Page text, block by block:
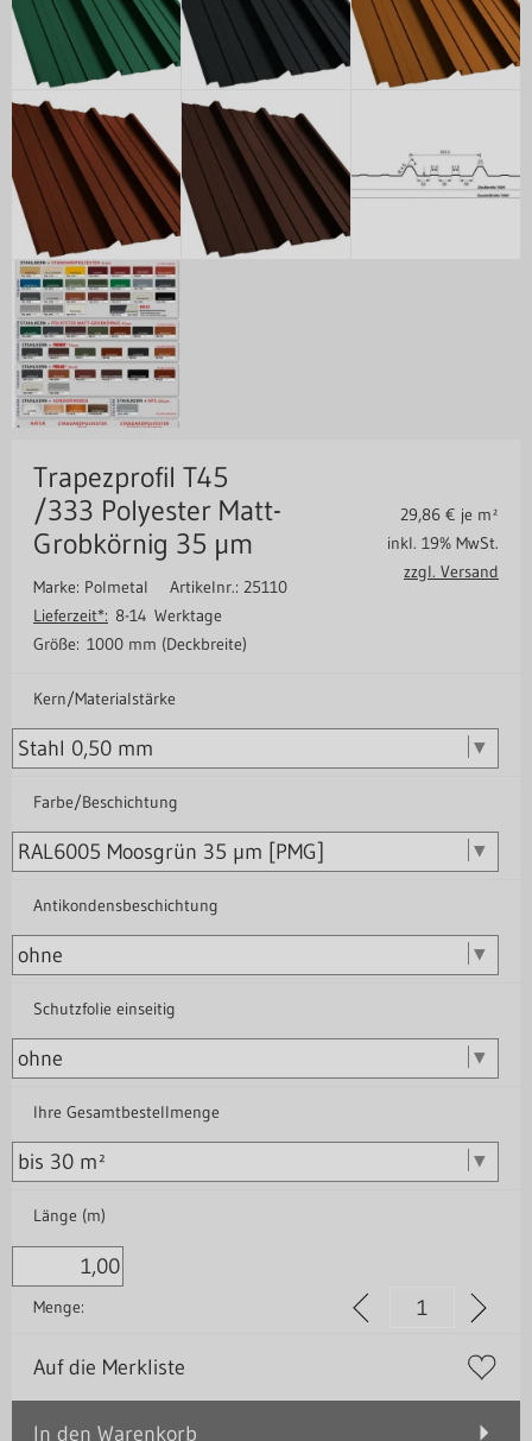
Trapezprofil T45
/333 Polyester Matt-
Grobkörnig 35 µm
Marke: Polmetal Artikelnr.: 25110
Lieferzeit*: 8-14 Werktage
Größe: 1000 mm (Deckbreite)
29,86 € je m²
inkl. 19% MwSt.
zzgl. Versand
Kern/Materialstärke
Farbe/Beschichtung
Antikondensbeschichtung
Schutzfolie einseitig
Ihre Gesamtbestellmenge
Länge (m)
Menge:
Auf die Merkliste
In den Warenkorb